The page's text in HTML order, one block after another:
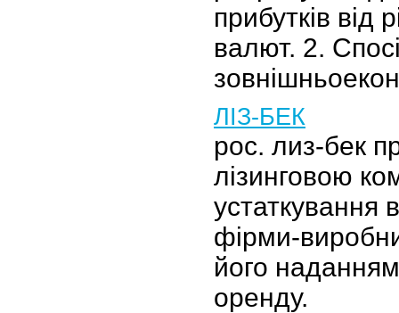
прибутків від
валют. 2.
ЛІЗ-БЕК
рос. лиз-бек
лізинговою
устаткування
фірми-
його
оренду.